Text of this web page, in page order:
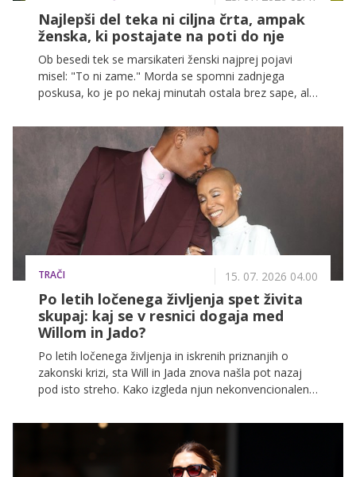
Najlepši del teka ni ciljna črta, ampak
ženska, ki postajate na poti do nje
Ob besedi tek se marsikateri ženski najprej pojavi
misel: "To ni zame." Morda se spomni zadnjega
poskusa, ko je po nekaj minutah ostala brez sape, ali
iz neke druge kategorije: bolj fit, bolj vzdržljivi, bolj
športni. Kot da obstaja neka nevidna meja, čez katero
moraš stopiti, preden se lahko poimenuješ tekačica.
TRAČI 15. 07. 2026 04.00
Po letih ločenega življenja spet živita
skupaj: kaj se v resnici dogaja med
Willom in Jado?
Po letih ločenega življenja in iskrenih priznanjih o
zakonski krizi, sta Will in Jada znova našla pot nazaj
pod isto streho. Kako izgleda njun nekonvencionalen
pričakovanjem javnosti?